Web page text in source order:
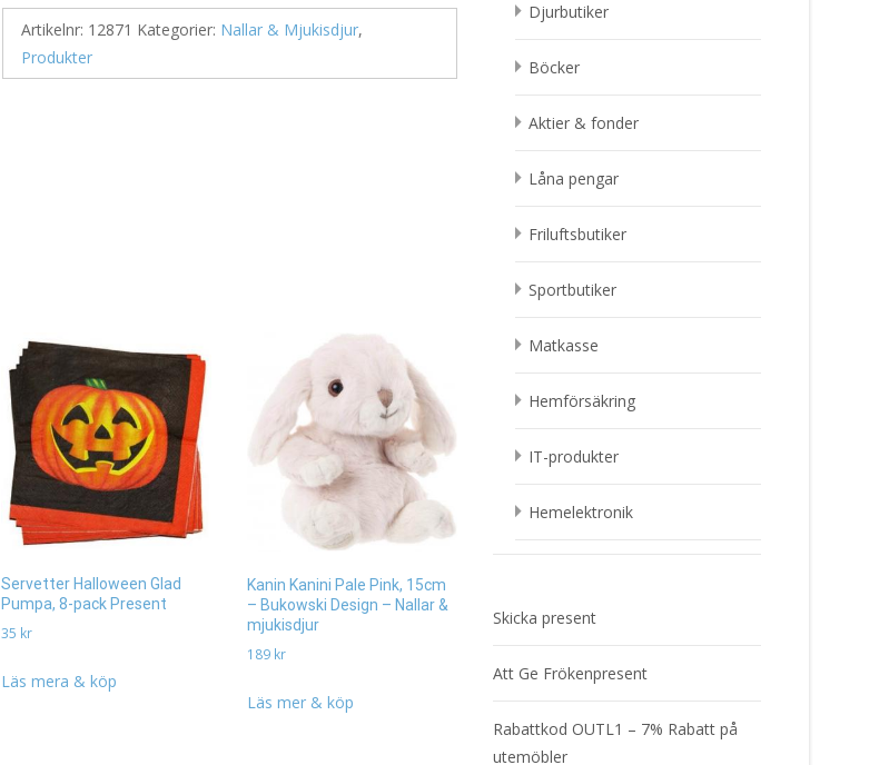
Artikelnr: 12871 Kategorier: Nallar & Mjukisdjur,
Produkter
Servetter Halloween Glad
Pumpa, 8-pack Present
35 kr
Läs mera & köp
Kanin Kanini Pale Pink, 15cm
– Bukowski Design – Nallar &
mjukisdjur
189 kr
Läs mer & köp
Läs mera & köp
Djurbutiker
Böcker
Aktier & fonder
Låna pengar
Friluftsbutiker
Sportbutiker
Matkasse
Hemförsäkring
IT-produkter
Hemelektronik
Skicka present
Att Ge Frökenpresent
Rabattkod OUTL1 – 7% Rabatt på
utemöbler